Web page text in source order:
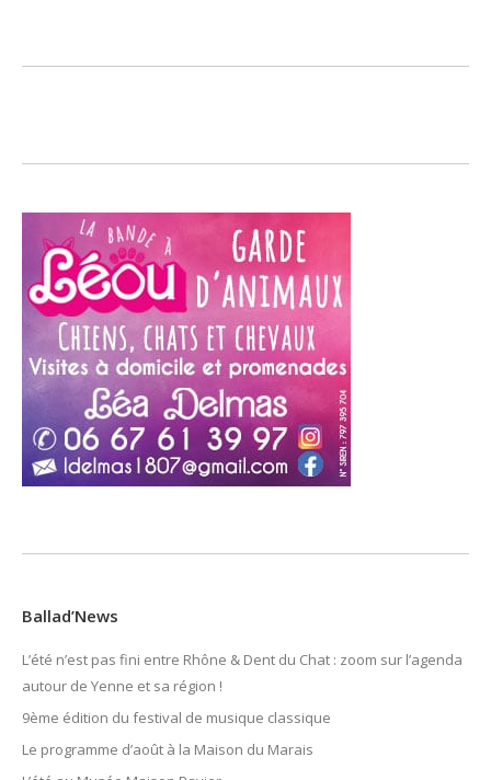
Ballad’News
L’été n’est pas fini entre Rhône & Dent du Chat : zoom sur l’agenda
autour de Yenne et sa région !
9ème édition du festival de musique classique
Le programme d’août à la Maison du Marais